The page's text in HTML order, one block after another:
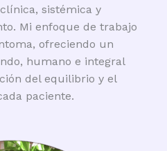
sistémica y
Mi enfoque de trabajo
ofreciendo un
humano e integral
del equilibrio y el
paciente.